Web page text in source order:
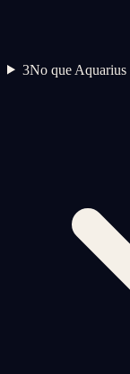
3No que Aquarius